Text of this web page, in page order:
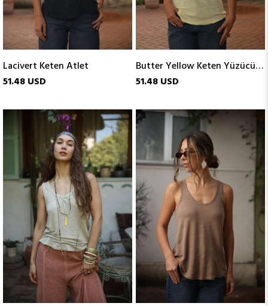
Lacivert Keten Atlet
51.48 USD
Butter Yellow Keten Yüzücü Atlet
51.48 USD